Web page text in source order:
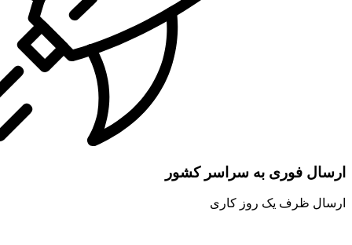
ارسال فوری به سراسر کشور
ارسال ظرف یک روز کاری